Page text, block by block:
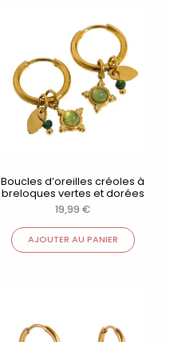
Boucles d’oreilles créoles à
breloques vertes et dorées
19,99 €
AJOUTER AU PANIER